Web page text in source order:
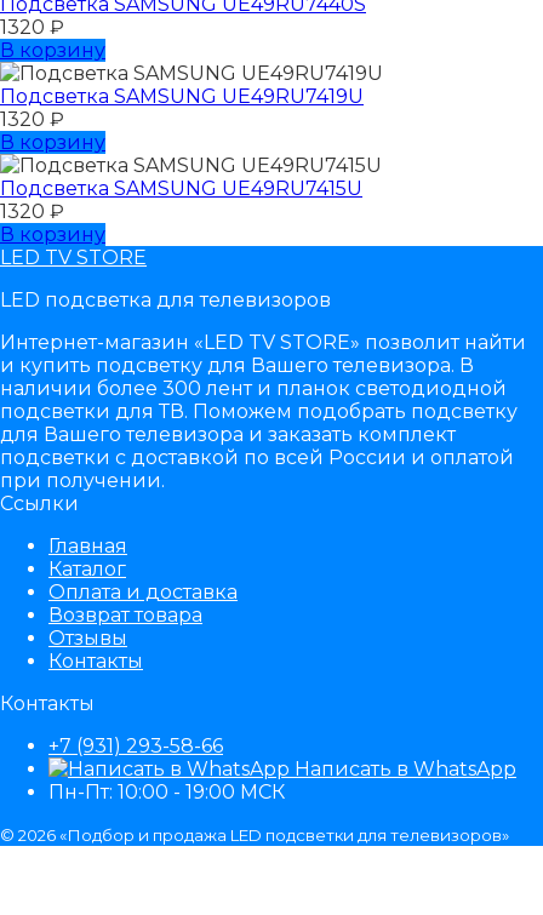
1320 ₽
В корзину
Подсветка SAMSUNG UЕ49RU7419U
1320 ₽
В корзину
Подсветка SAMSUNG UЕ49RU7415U
1320 ₽
В корзину
LED TV STORE
LED подсветка для телевизоров
Интернет-магазин «LED TV STORE» позволит найти
и купить подсветку для Вашего телевизора. В
наличии более 300 лент и планок светодиодной
подсветки для ТВ. Поможем подобрать подсветку
для Вашего телевизора и заказать комплект
подсветки с доставкой по всей России и оплатой
при получении.
Ссылки
Главная
Каталог
Оплата и доставка
Возврат товара
Отзывы
Контакты
Контакты
+7 (931) 293-58-66
Написать в WhatsApp
Пн-Пт: 10:00 - 19:00 МСК
© 2026 «Подбор и продажа LED подсветки для телевизоров»